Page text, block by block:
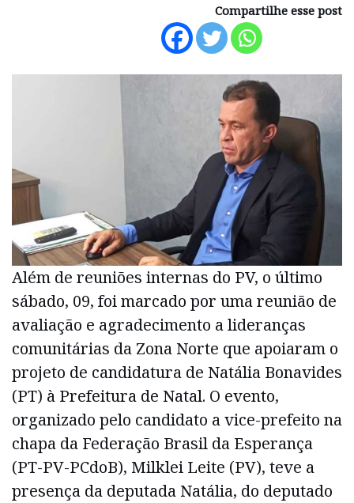
Compartilhe esse post
Além de reuniões internas do PV, o último
sábado, 09, foi marcado por uma reunião de
avaliação e agradecimento a lideranças
comunitárias da Zona Norte que apoiaram o
projeto de candidatura de Natália Bonavides
(PT) à Prefeitura de Natal. O evento,
organizado pelo candidato a vice-prefeito na
chapa da Federação Brasil da Esperança
(PT-PV-PCdoB), Milklei Leite (PV), teve a
presença da deputada Natália, do deputado